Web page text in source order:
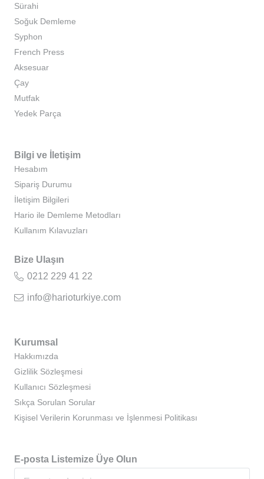
Sürahi
Soğuk Demleme
Syphon
French Press
Aksesuar
Çay
Mutfak
Yedek Parça
Bilgi ve İletişim
Hesabım
Sipariş Durumu
İletişim Bilgileri
Hario ile Demleme Metodları
Kullanım Kılavuzları
Bize Ulaşın
0212 229 41 22
info@harioturkiye.com
Kurumsal
Hakkımızda
Gizlilik Sözleşmesi
Kullanıcı Sözleşmesi
Sıkça Sorulan Sorular
Kişisel Verilerin Korunması ve İşlenmesi Politikası
E-posta Listemize Üye Olun